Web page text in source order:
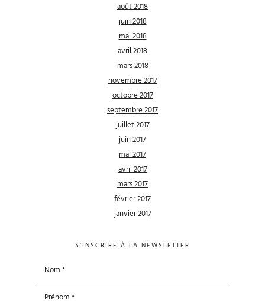
août 2018
juin 2018
mai 2018
avril 2018
mars 2018
novembre 2017
octobre 2017
septembre 2017
juillet 2017
juin 2017
mai 2017
avril 2017
mars 2017
février 2017
janvier 2017
S’INSCRIRE À LA NEWSLETTER